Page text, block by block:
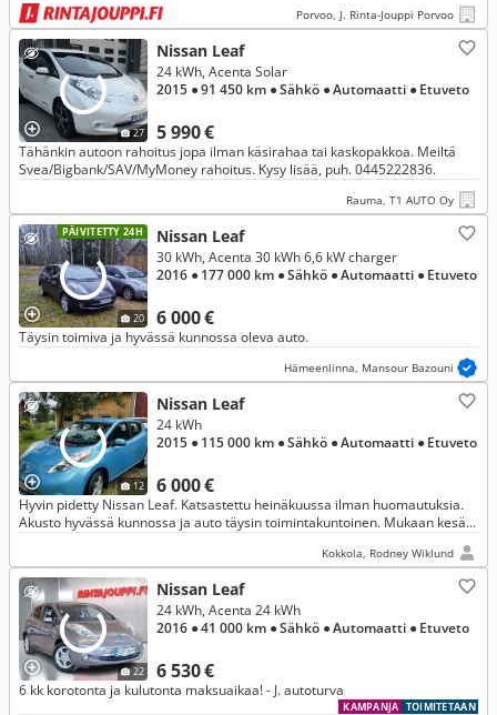
Porvoo, J. Rinta-Jouppi Porvoo
27
Nissan Leaf
5 990 €
24 kWh, Acenta Solar
2015 ● 91 450 km ● Sähkö ● Automaatti ● Etuveto
Tähänkin autoon rahoitus jopa ilman käsirahaa tai kaskopakkoa. Meiltä
Svea/Bigbank/SAV/MyMoney rahoitus. Kysy lisää, puh. 0445222836.
Rauma, T1 AUTO Oy
PÄIVITETTY 24H
20
Nissan Leaf
6 000 €
30 kWh, Acenta 30 kWh 6,6 kW charger
2016 ● 177 000 km ● Sähkö ● Automaatti ● Etuveto
Täysin toimiva ja hyvässä kunnossa oleva auto.
Hämeenlinna, Mansour Bazouni
12
Nissan Leaf
6 000 €
24 kWh
2015 ● 115 000 km ● Sähkö ● Automaatti ● Etuveto
Hyvin pidetty Nissan Leaf. Katsastettu heinäkuussa ilman huomautuksia.
Akusto hyvässä kunnossa ja auto täysin toimintakuntoinen. Mukaan kesä-
Kokkola, Rodney Wiklund
22
Nissan Leaf
6 530 €
24 kWh, Acenta 24 kWh
2016 ● 41 000 km ● Sähkö ● Automaatti ● Etuveto
6 kk korotonta ja kulutonta maksuaikaa! - J. autoturva
TOIMITETAAN
KAMPANJA